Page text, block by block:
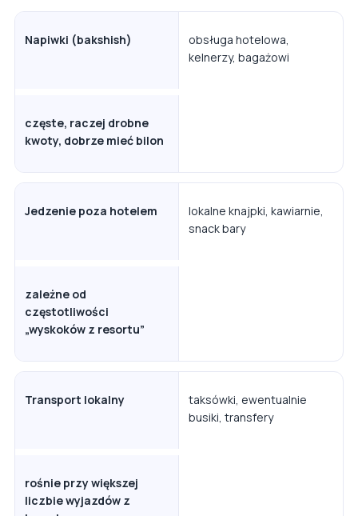
Napiwki (bakshish)
obsługa hotelowa,
kelnerzy, bagażowi
częste, raczej drobne
kwoty, dobrze mieć bilon
Jedzenie poza hotelem
lokalne knajpki, kawiarnie,
snack bary
zależne od
częstotliwości
„wyskoków z resortu”
Transport lokalny
taksówki, ewentualnie
busiki, transfery
rośnie przy większej
liczbie wyjazdów z